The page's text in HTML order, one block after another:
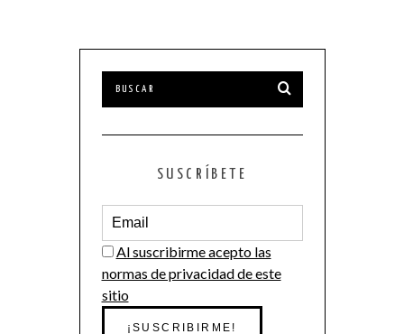
SUSCRÍBETE
Al suscribirme acepto las
normas de privacidad de este
sitio